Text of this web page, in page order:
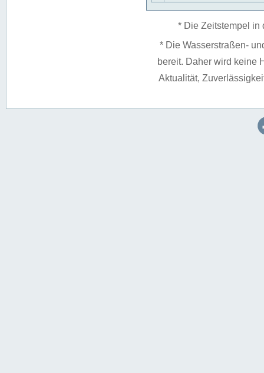
* Die Zeitstempel in
* Die Wasserstraßen-
bereit. Daher wird keine
Aktualität,